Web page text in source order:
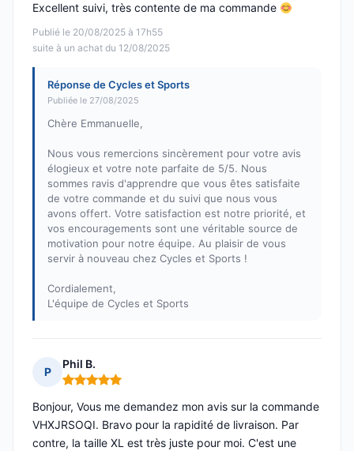
Publié le 20/08/2025 à 17h55
suite à un achat du 12/08/2025
Excellent suivi, très contente de ma commande
Réponse de Cycles et Sports
Publiée le 27/08/2025
Chère Emmanuelle,
Nous vous remercions sincèrement pour votre avis
élogieux et votre note parfaite de 5/5. Nous
sommes ravis d'apprendre que vous êtes satisfaite
de votre commande et du suivi que nous vous
avons offert. Votre satisfaction est notre priorité, et
vos encouragements sont une véritable source de
motivation pour notre équipe. Au plaisir de vous
servir à nouveau chez Cycles et Sports !
Cordialement,
L'équipe de Cycles et Sports
P
Phil B.
Note : 5 sur 5
Bonjour, Vous me demandez mon avis sur la commande
VHXJRSOQI. Bravo pour la rapidité de livraison. Par
contre, la taille XL est très juste pour moi. C'est une